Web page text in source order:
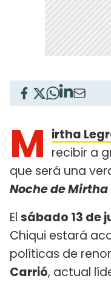
M irtha
recibir a
que será una
Noche de Mirtha
El sábado 13 de
Chiqui estará
políticas de
Carrió, actual